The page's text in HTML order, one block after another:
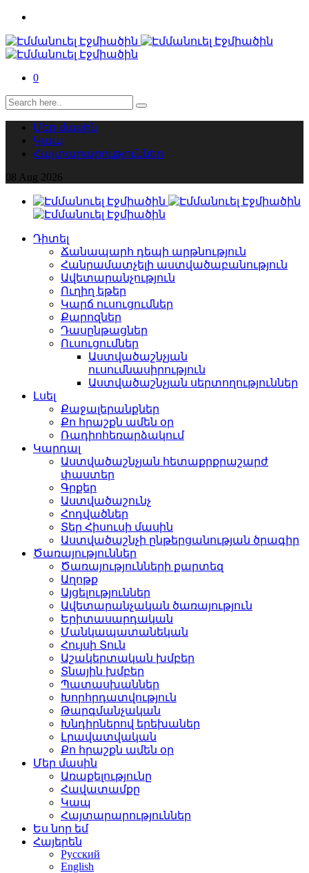
0
Մեր մասին
Կապ
Հայտարարություններ
08 Aug 2026
Դիտել
Ճանապարհ դեպի արթնություն
Հանրամատչելի աստվածաբանություն
Ավետարանչություն
Ուղիղ եթեր
Կարճ ուսուցումներ
Քարոզներ
Դասընթացներ
Ուսուցումներ
Աստվածաշնչյան
ուսումնասիրություն
Աստվածաշնչյան սերտողություններ
Լսել
Քաջալերանքներ
Քո հրաշքն ամեն օր
Ռադիոհեռարձակում
Կարդալ
Աստվածաշնչյան հետաքրքրաշարժ
փաստեր
Գրքեր
Աստվածաշունչ
Հոդվածներ
Տեր Հիսուսի մասին
Աստվածաշնչի ընթերցանության ծրագիր
Ծառայություններ
Ծառայությունների քարտեզ
Աղոթք
Այցելություններ
Ավետարանչական ծառայություն
Երիտասարդական
Մանկապատանեկան
Հույսի Տուն
Աշակերտական խմբեր
Տնային խմբեր
Պատասխաններ
Խորհրդատվություն
Թարգմանչական
Խնդիրներով երեխաներ
Լրավատվական
Քո հրաշքն ամեն օր
Մեր մասին
Առաքելությունը
Հավատամքը
Կապ
Հայտարարություններ
Ես նոր եմ
Հայերեն
Русский
English